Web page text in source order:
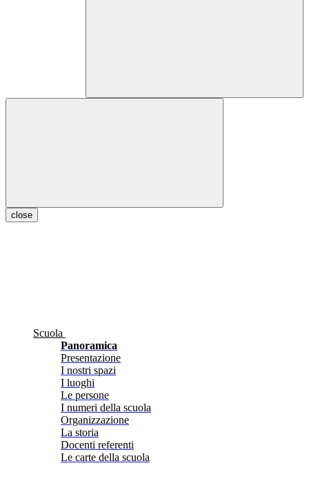
close
Scuola
Panoramica
Presentazione
I nostri spazi
I luoghi
Le persone
I numeri della scuola
Organizzazione
La storia
Docenti referenti
Le carte della scuola